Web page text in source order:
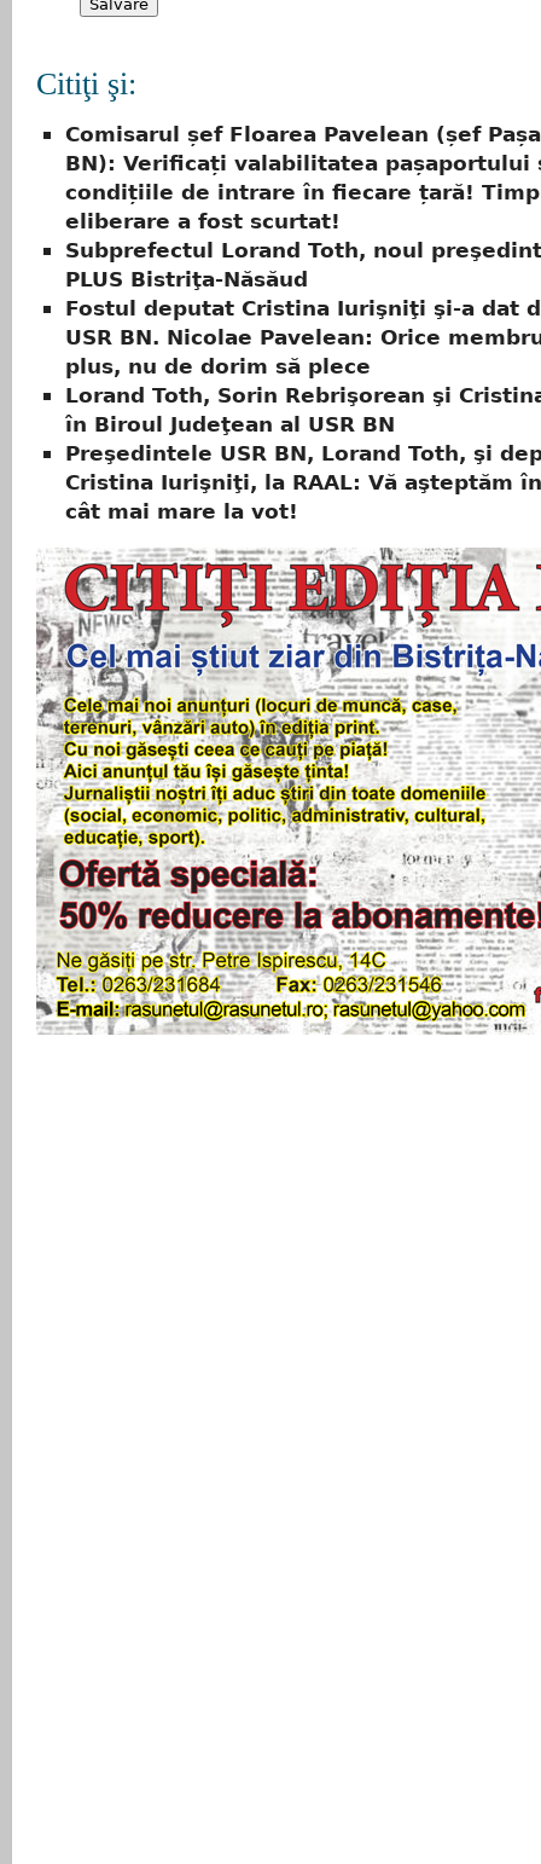
Citiţi şi:
Comisarul șef Floarea Pavelean (șef
BN): Verificați valabilitatea pașaportului
condițiile de intrare în fiecare țară!
eliberare a fost scurtat!
Subprefectul Lorand Toth, noul
PLUS Bistriţa-Năsăud
Fostul deputat Cristina Iurişniţi şi-a dat
USR BN. Nicolae Pavelean: Orice
plus, nu de dorim să plece
Lorand Toth, Sorin Rebrişorean şi
în Biroul Judeţean al USR BN
Preşedintele USR BN, Lorand Toth, şi
Cristina Iurişniţi, la RAAL: Vă aşteptăm
cât mai mare la vot!